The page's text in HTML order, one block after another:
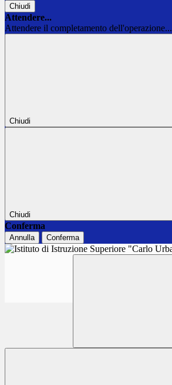
Chiudi
Attendere...
Attendere il completamento dell'operazione...
Chiudi
Chiudi
Conferma
Annulla Conferma